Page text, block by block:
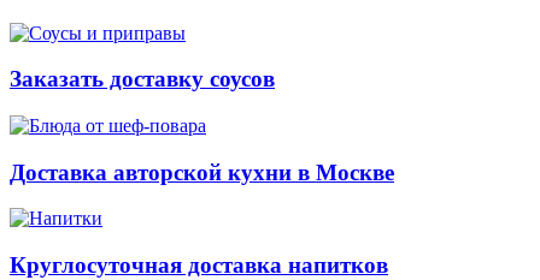
Заказать доставку соусов
Доставка авторской кухни в Москве
Круглосуточная доставка напитков